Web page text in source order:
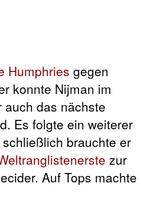
Humphries gegen
konnte Nijman im
das nächste
Es folgte ein weiterer
brauchte er
zur
Auf Tops machte